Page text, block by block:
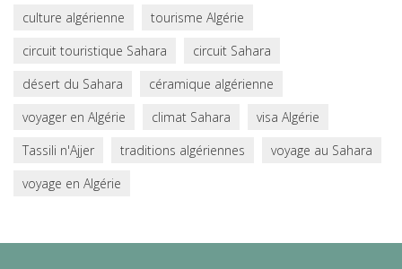
culture algérienne
tourisme Algérie
circuit touristique Sahara
circuit Sahara
désert du Sahara
céramique algérienne
voyager en Algérie
climat Sahara
visa Algérie
Tassili n'Ajjer
traditions algériennes
voyage au Sahara
voyage en Algérie